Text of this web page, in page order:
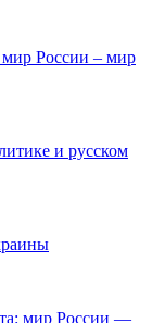
мир России – мир
и русском
мир России —